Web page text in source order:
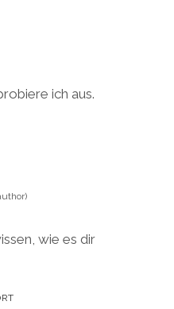
ich aus.
wie es dir